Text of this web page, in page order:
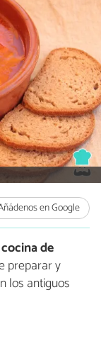
en Google
cocina de
preparar y
los antiguos